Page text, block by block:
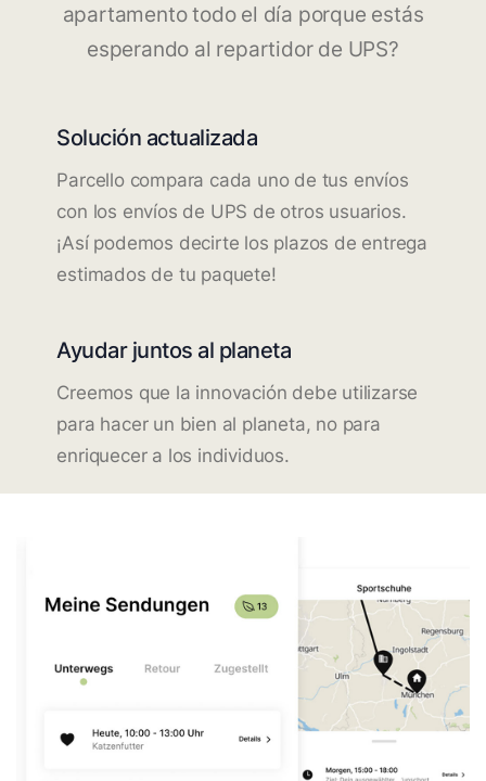
apartamento todo el día porque estás
esperando al repartidor de UPS?
Solución actualizada
Parcello compara cada uno de tus envíos
con los envíos de UPS de otros usuarios.
¡Así podemos decirte los plazos de entrega
estimados de tu paquete!
Ayudar juntos al planeta
Creemos que la innovación debe utilizarse
para hacer un bien al planeta, no para
enriquecer a los individuos.